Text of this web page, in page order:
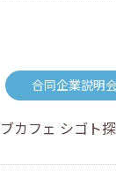
jobcafeからの
合同企業説明
ブカフェ シゴ